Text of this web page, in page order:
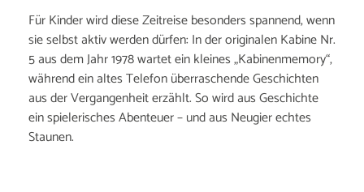
Für Kinder wird diese Zeitreise besonders spannend, wenn
sie selbst aktiv werden dürfen: In der originalen Kabine Nr.
5 aus dem Jahr 1978 wartet ein kleines „Kabinenmemory“,
während ein altes Telefon überraschende Geschichten
aus der Vergangenheit erzählt. So wird aus Geschichte
ein spielerisches Abenteuer – und aus Neugier echtes
Staunen.